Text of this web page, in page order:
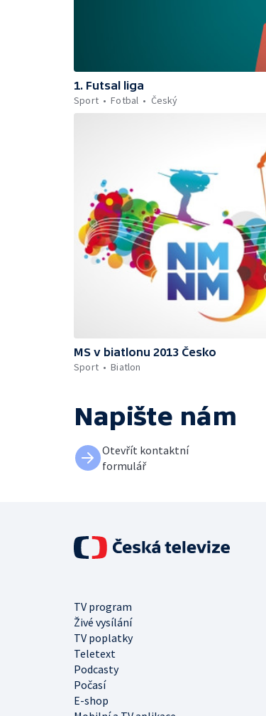
1. Futsal liga
Sport
Fotbal Český
MS v biatlonu 2013 Česko
Sport
Biatlon
Napište nám
Otevřít kontaktní
formulář
TV program
Živé vysílání
TV poplatky
Teletext
Podcasty
Počasí
E-shop